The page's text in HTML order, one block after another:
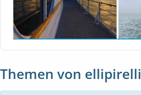
Themen von ellipirelli